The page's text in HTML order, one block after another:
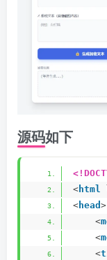
源码如下
< html
< head >
<
<
<